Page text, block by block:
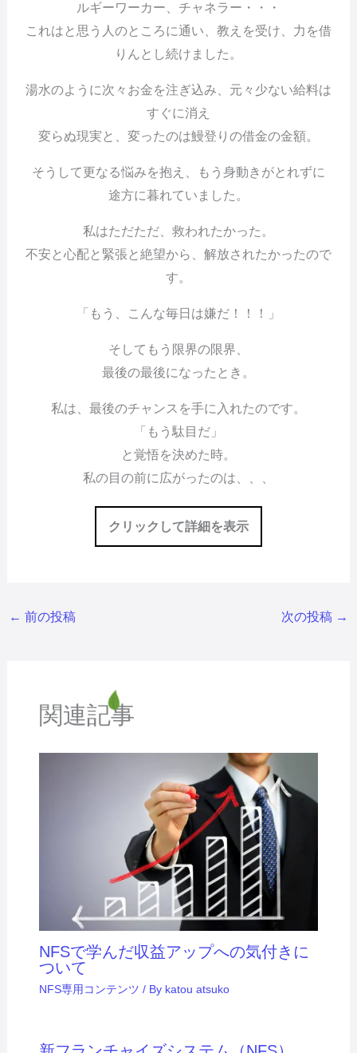
ルギーワーカー、チャネラー・・・
これはと思う人のところに通い、教えを受け、力を借
りんとし続けました。
湯水のように次々お金を注ぎ込み、元々少ない給料は
すぐに消え
変らぬ現実と、変ったのは鰻登りの借金の金額。
そうして更なる悩みを抱え、もう身動きがとれずに
途方に暮れていました。
私はただただ、救われたかった。
不安と心配と緊張と絶望から、解放されたかったので
す。
「もう、こんな毎日は嫌だ！！！」
そしてもう限界の限界、
最後の最後になったとき。
私は、最後のチャンスを手に入れたのです。
「もう駄目だ」
と覚悟を決めた時。
私の目の前に広がったのは、、、
クリックして詳細を表示
← 前の投稿 次の投稿 →
関連記事
NFSで学んだ収益アップへの気付きに
ついて
NFS専用コンテンツ / By katou atsuko